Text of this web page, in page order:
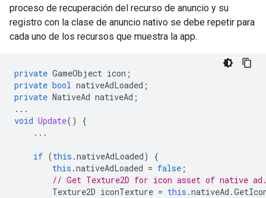
proceso de recuperación del recurso de anuncio y su
registro con la clase de anuncio nativo se debe repetir para
cada uno de los recursos que muestra la app.
private GameObject icon ;
private bool nativeAdLoaded ;
private NativeAd nativeAd ;
...
void Update()
{
...
if (this .nativeAdLoaded)
{
this .nativeAdLoaded = false ;
// Get Texture2D for icon asset of native
Texture2D iconTexture = this .nativeAd .